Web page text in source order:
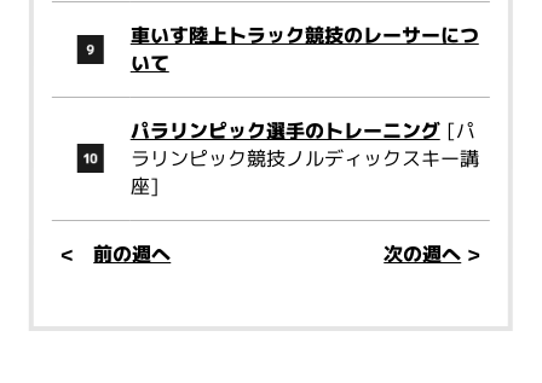
車いす陸上トラック競技のレーサーにつ
いて
パラリンピック選手のトレーニング[パ
ラリンピック競技ノルディックスキー講
座]
<前の週へ 次の週へ >